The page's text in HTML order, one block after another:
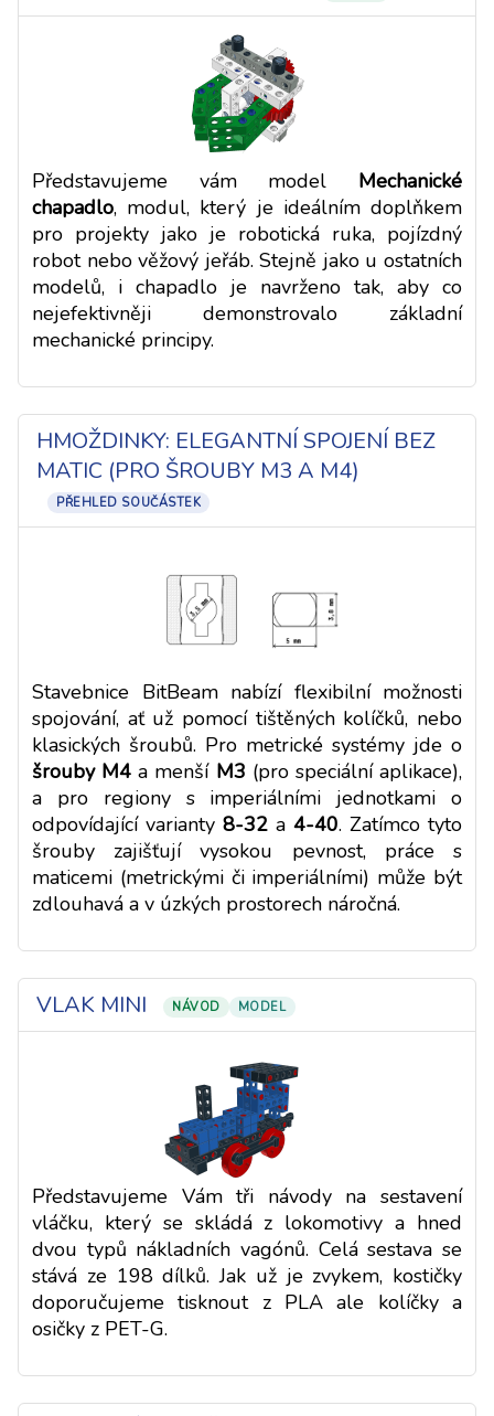
Představujeme vám model Mechanické
chapadlo, modul, který je ideálním doplňkem
pro projekty jako je robotická ruka, pojízdný
robot nebo věžový jeřáb. Stejně jako u ostatních
modelů, i chapadlo je navrženo tak, aby co
nejefektivněji demonstrovalo základní
mechanické principy.
HMOŽDINKY: ELEGANTNÍ SPOJENÍ BEZ
MATIC (PRO ŠROUBY M3 A M4)
PŘEHLED SOUČÁSTEK
Stavebnice BitBeam nabízí flexibilní možnosti
spojování, ať už pomocí tištěných kolíčků, nebo
klasických šroubů. Pro metrické systémy jde o
šrouby M4 a menší M3 (pro speciální aplikace),
a pro regiony s imperiálními jednotkami o
odpovídající varianty 8-32 a 4-40. Zatímco tyto
šrouby zajišťují vysokou pevnost, práce s
maticemi (metrickými či imperiálními) může být
zdlouhavá a v úzkých prostorech náročná.
VLAK MINI NÁVOD MODEL
Představujeme Vám tři návody na sestavení
vláčku, který se skládá z lokomotivy a hned
dvou typů nákladních vagónů. Celá sestava se
stává ze 198 dílků. Jak už je zvykem, kostičky
doporučujeme tisknout z PLA ale kolíčky a
osičky z PET-G.